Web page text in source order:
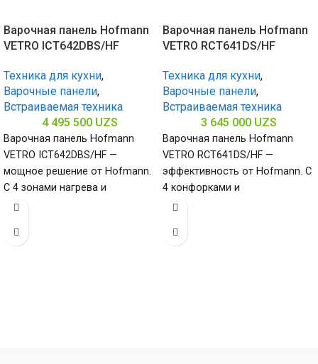
Варочная панель Hofmann
VETRO ICT642DBS/HF
Техника для кухни,
Варочные панели,
Встраиваемая техника
4 495 500 UZS
Варочная панель Hofmann
VETRO ICT642DBS/HF —
мощное решение от Hofmann.
С 4 зонами нагрева и
стеклокерамической
Варочная панель Hofmann
VETRO RCT641DS/HF
Техника для кухни,
Варочные панели,
Встраиваемая техника
3 645 000 UZS
Варочная панель Hofmann
VETRO RCT641DS/HF —
эффективность от Hofmann. С
4 конфорками и
стеклокерамической
580 х